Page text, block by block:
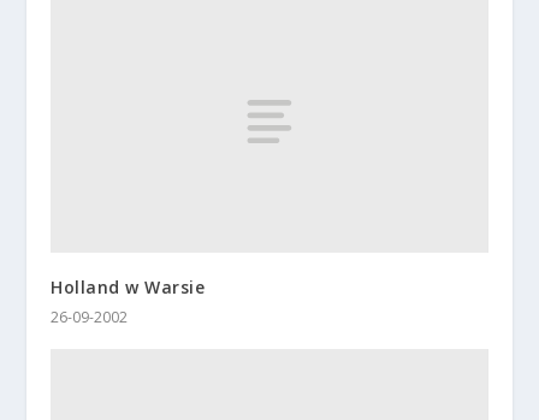
Holland w Warsie
26-09-2002